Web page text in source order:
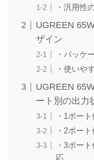
・汎用性
UGREEN
ザイン
・パッケ
・使いや
UGREEN
ート別の出力
・1ポー
・2ポー
・3ポー
応